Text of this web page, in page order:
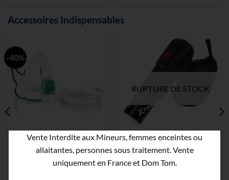
Accessoires Indispensables
-40%
Accessoire pour plus de
puissance
RUPTURE DE STOCK
Poppers XTRM Ultimate
v2
Vente Interdite aux Mineurs, femmes enceintes ou
allaitantes, personnes sous traitement. Vente
uniquement en France et Dom Tom.